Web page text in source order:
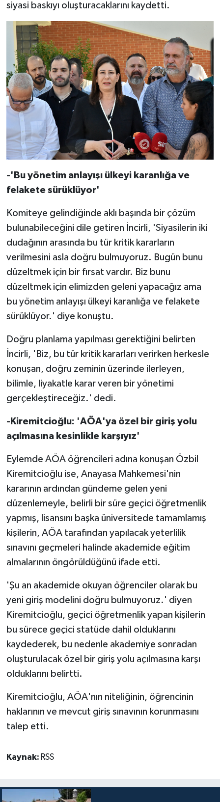
siyasi baskıyı oluşturacaklarını kaydetti.
-'Bu yönetim anlayışı ülkeyi karanlığa ve
felakete sürüklüyor'
Komiteye gelindiğinde aklı başında bir çözüm
bulunabileceğini dile getiren İncirli, 'Siyasilerin iki
dudağının arasında bu tür kritik kararların
verilmesini asla doğru bulmuyoruz. Bugün bunu
düzeltmek için bir fırsat vardır. Biz bunu
düzeltmek için elimizden geleni yapacağız ama
bu yönetim anlayışı ülkeyi karanlığa ve felakete
sürüklüyor.' diye konuştu.
Doğru planlama yapılması gerektiğini belirten
İncirli, 'Biz, bu tür kritik kararları verirken herkesle
konuşan, doğru zeminin üzerinde ilerleyen,
bilimle, liyakatle karar veren bir yönetimi
gerçekleştireceğiz.' dedi.
-Kiremitcioğlu: 'AÖA'ya özel bir giriş yolu
açılmasına kesinlikle karşıyız'
Eylemde AÖA öğrencileri adına konuşan Özbil
Kiremitcioğlu ise, Anayasa Mahkemesi'nin
kararının ardından gündeme gelen yeni
düzenlemeyle, belirli bir süre geçici öğretmenlik
yapmış, lisansını başka üniversitede tamamlamış
kişilerin, AÖA tarafından yapılacak yeterlilik
sınavını geçmeleri halinde akademide eğitim
almalarının öngörüldüğünü ifade etti.
'Şu an akademide okuyan öğrenciler olarak bu
yeni giriş modelini doğru bulmuyoruz.' diyen
Kiremitcioğlu, geçici öğretmenlik yapan kişilerin
bu sürece geçici statüde dahil olduklarını
kaydederek, bu nedenle akademiye sonradan
oluşturulacak özel bir giriş yolu açılmasına karşı
olduklarını belirtti.
Kiremitcioğlu, AÖA'nın niteliğinin, öğrencinin
haklarının ve mevcut giriş sınavının korunmasını
talep etti.
Kaynak: RSS